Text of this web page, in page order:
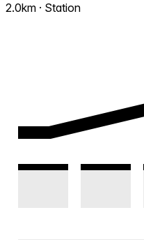
2.0km · Station